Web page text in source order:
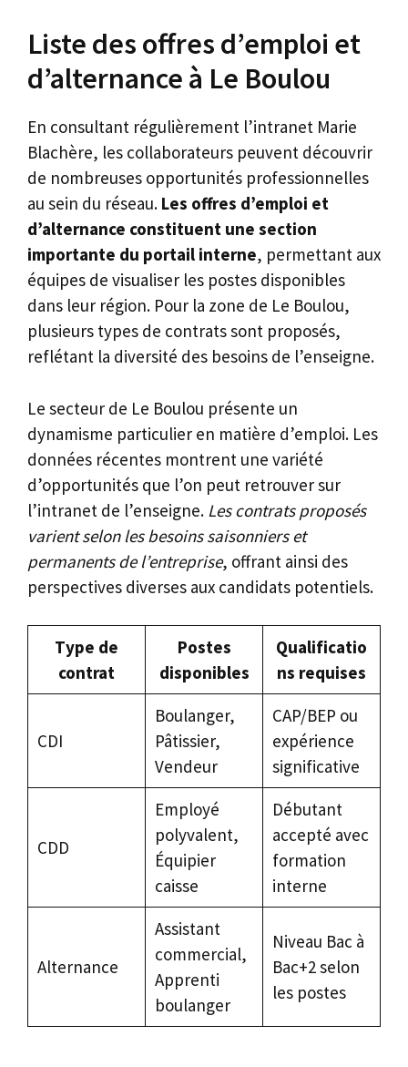
Liste des offres d’emploi et
d’alternance à Le Boulou
En consultant régulièrement l’intranet Marie
Blachère, les collaborateurs peuvent découvrir
de nombreuses opportunités professionnelles
au sein du réseau. Les offres d’emploi et
d’alternance constituent une section
importante du portail interne, permettant aux
équipes de visualiser les postes disponibles
dans leur région. Pour la zone de Le Boulou,
plusieurs types de contrats sont proposés,
reflétant la diversité des besoins de l’enseigne.
Le secteur de Le Boulou présente un
dynamisme particulier en matière d’emploi. Les
données récentes montrent une variété
d’opportunités que l’on peut retrouver sur
l’intranet de l’enseigne. Les contrats proposés
varient selon les besoins saisonniers et
permanents de l’entreprise, offrant ainsi des
perspectives diverses aux candidats potentiels.
Type de
contrat
Postes
disponibles
Qualificatio
ns requises
CDI
Boulanger,
Pâtissier,
Vendeur
CAP/BEP ou
expérience
significative
CDD
Employé
polyvalent,
Équipier
caisse
Débutant
accepté avec
formation
interne
Alternance
Assistant
commercial,
Apprenti
boulanger
Niveau Bac à
Bac+2 selon
les postes